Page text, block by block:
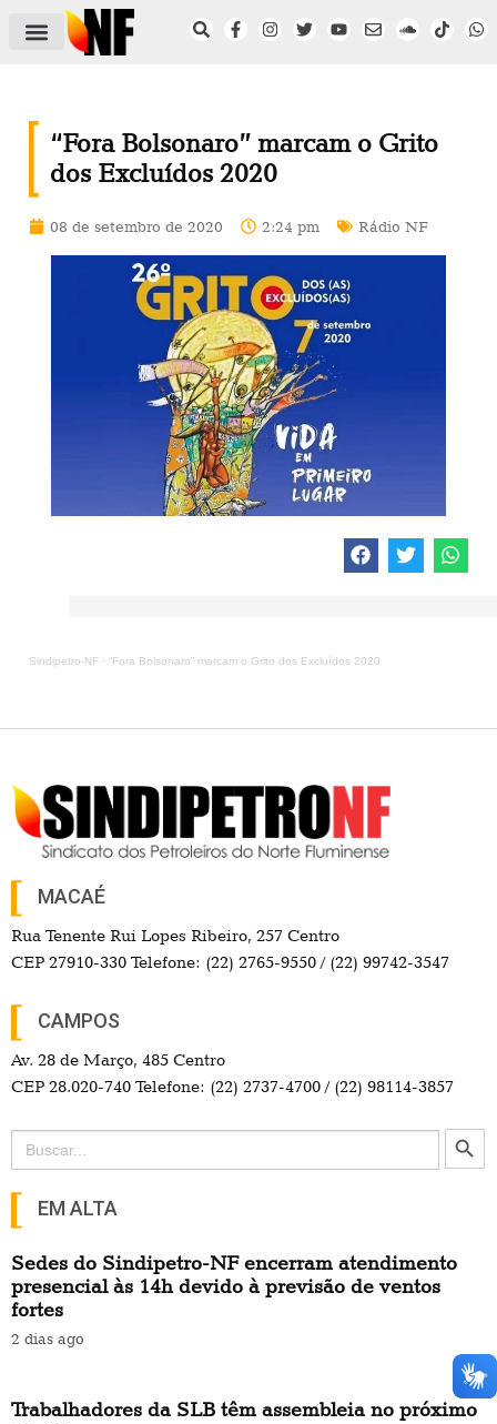
“Fora Bolsonaro” marcam o Grito
dos Excluídos 2020
08 de setembro de 2020 2:24 pm Rádio NF
Sindipetro-NF · “Fora Bolsonaro” marcam o Grito dos Excluídos 2020
MACAÉ
Rua Tenente Rui Lopes Ribeiro, 257 Centro
CEP 27910-330 Telefone: (22) 2765-9550 / (22) 99742-3547
CAMPOS
Av. 28 de Março, 485 Centro
CEP 28.020-740 Telefone: (22) 2737-4700 / (22) 98114-3857
Search
for:
Search Button
EM ALTA
Sedes do Sindipetro-NF encerram atendimento
presencial às 14h devido à previsão de ventos
fortes
2 dias ago
Trabalhadores da SLB têm assembleia no próximo